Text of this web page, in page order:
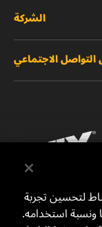
المنتجات الجديدة
المستبدلة
الشركة
الوظائف
إشعار قانوني
الطباعة
للتواصل معنا
الاجتماعي
يوتيوب
لتحسين تجربة
ونسبة استخدامه.